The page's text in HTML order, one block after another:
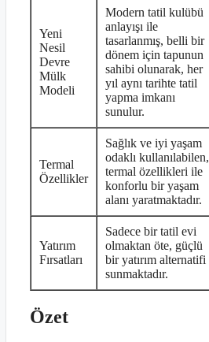
Yeni
Nesil
Devre
Mülk
Modeli
Modern tatil kulübü
anlayışı ile
tasarlanmış, belli bir
dönem için tapunun
sahibi olunarak, her
yıl aynı tarihte tatil
yapma imkanı
sunulur.
Termal
Özellikler
Sağlık ve iyi yaşam
odaklı kullanılabilen,
termal özellikleri ile
konforlu bir yaşam
alanı yaratmaktadır.
Yatırım
Fırsatları
Sadece bir tatil evi
olmaktan öte, güçlü
bir yatırım alternatifi
sunmaktadır.
Özet